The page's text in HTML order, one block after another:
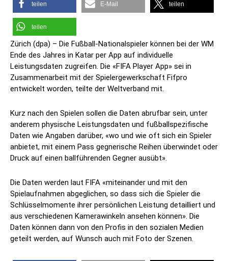
teilen E-Mail teilen
teilen
Zürich (dpa) – Die Fußball-Nationalspieler können bei der WM
Ende des Jahres in Katar per App auf individuelle
Leistungsdaten zugreifen. Die «FIFA Player App» sei in
Zusammenarbeit mit der Spielergewerkschaft Fifpro
entwickelt worden, teilte der Weltverband mit.
Kurz nach den Spielen sollen die Daten abrufbar sein, unter
anderem physische Leistungsdaten und fußballspezifische
Daten wie Angaben darüber, «wo und wie oft sich ein Spieler
anbietet, mit einem Pass gegnerische Reihen überwindet oder
Druck auf einen ballführenden Gegner ausübt».
Die Daten werden laut FIFA «miteinander und mit den
Spielaufnahmen abgeglichen, so dass sich die Spieler die
Schlüsselmomente ihrer persönlichen Leistung detailliert und
aus verschiedenen Kamerawinkeln ansehen können». Die
Daten können dann von den Profis in den sozialen Medien
geteilt werden, auf Wunsch auch mit Foto der Szenen.